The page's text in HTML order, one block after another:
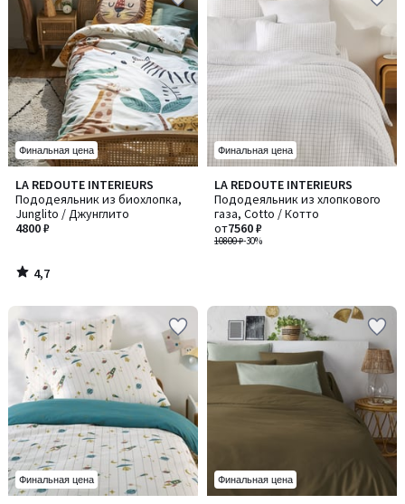
Финальная цена
LA REDOUTE INTERIEURS
Пододеяльник из биохлопка,
Junglito / Джунглито
4800 ₽
4,7
/ 5
4,7
/
Финальная цена
LA REDOUTE INTERIEURS
Пододеяльник из хлопкового
газа, Cotto / Котто
10800 ₽-30%
от7560 ₽
Финальная цена Финальная цена